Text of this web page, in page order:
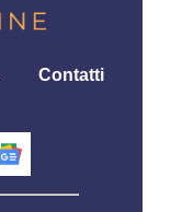
Contatti